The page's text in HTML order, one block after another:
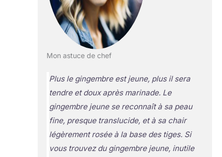
Mon astuce de chef
Plus le gingembre est jeune, plus il sera
tendre et doux après marinade. Le
gingembre jeune se reconnaît à sa peau
fine, presque translucide, et à sa chair
légèrement rosée à la base des tiges. Si
vous trouvez du gingembre jeune, inutile